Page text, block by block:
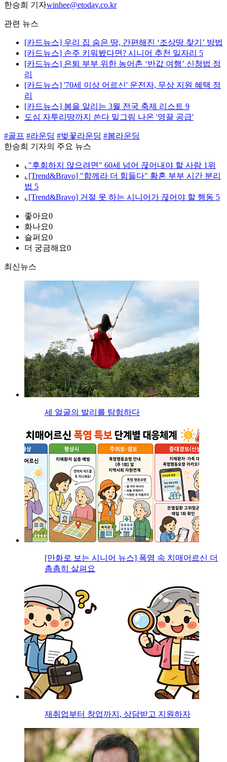
한승희 기자winhee@etoday.co.kr
관련 뉴스
[카드뉴스] 우리 집 숨은 땅, 간편해진 ‘조상땅 찾기’ 방법
[카드뉴스] 손주 키워봤다면? 시니어 추천 일자리 5
[카드뉴스] 은퇴 부부 위한 농어촌 ‘반값 여행’ 신청법 정
리
[카드뉴스] '70세 이상 어르신' 운전자, 무상 지원 혜택 정
리
[카드뉴스] 봄을 알리는 3월 전국 축제 리스트 9
도심 자투리땅까지 쓴다 밑그림 나온 '영끌 공급'
#골프 #라운딩 #벚꽃라운딩 #봄라운딩
한승희 기자의 주요 뉴스
⌞ "후회하지 않으려면" 60세 넘어 끊어내야 할 사람 1위
⌞ [Trend&Bravo] "함께라 더 힘들다" 황혼 부부 시간 분리
법 5
⌞ [Trend&Bravo] 거절 못 하는 시니어가 끊어야 할 행동 5
좋아요0
화나요0
슬퍼요0
더 궁금해요0
최신뉴스
세 얼굴의 발리를 탐험하다
[만화로 보는 시니어 뉴스] 폭염 속 치매어르신 더
촘촘히 살펴요
재취업부터 창업까지, 상담받고 지원하자